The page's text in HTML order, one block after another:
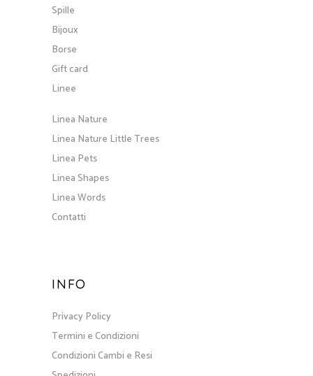
Spille
Bijoux
Borse
Gift card
Linee
Linea Nature
Linea Nature Little Trees
Linea Pets
Linea Shapes
Linea Words
Contatti
INFO
Privacy Policy
Termini e Condizioni
Condizioni Cambi e Resi